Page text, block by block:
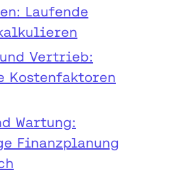
Laufende
Vertrieb:
Kostenfaktoren
Wartung:
Finanzplanung